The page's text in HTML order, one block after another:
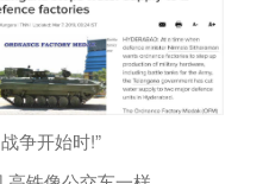
争开始时!”